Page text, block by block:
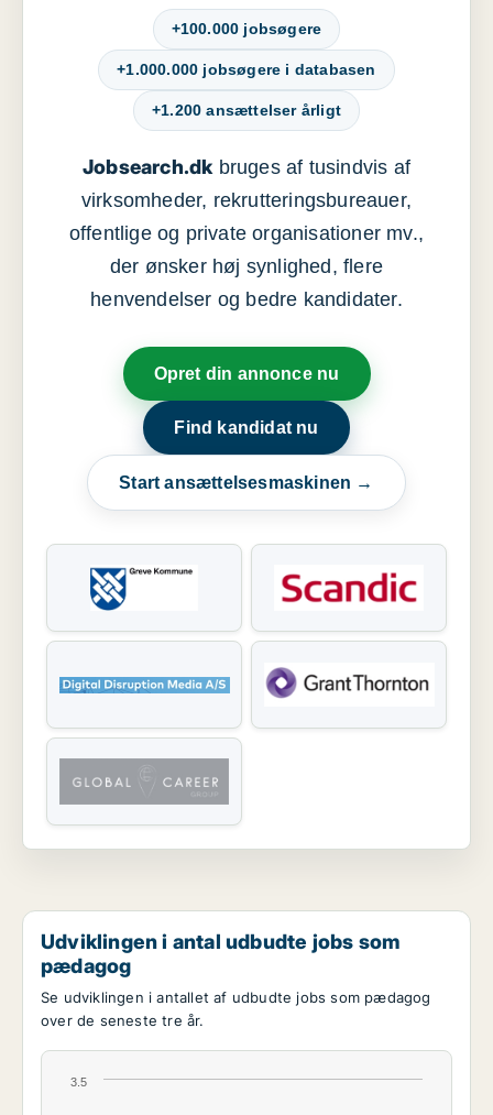
+100.000 jobsøgere
+1.000.000 jobsøgere i databasen
+1.200 ansættelser årligt
Jobsearch.dkbruges af tusindvis af
virksomheder, rekrutteringsbureauer,
offentlige og private organisationer mv.,
der ønsker høj synlighed, flere
henvendelser og bedre kandidater.
Opret din annonce nu
Find kandidat nu
Start ansættelsesmaskinen →
Udviklingen i antal udbudte jobs som
pædagog
Se udviklingen i antallet af udbudte jobs som pædagog
over de seneste tre år.
3.5